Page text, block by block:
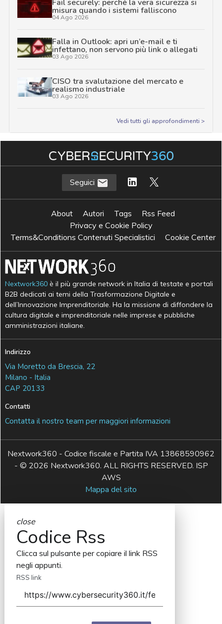
Fail securely: perché la vera sicurezza si
misura quando i sistemi falliscono
04 Ago 2026
Falla in Outlook: apri un’e-mail e ti
infettano, non servono più link o allegati
03 Ago 2026
CISO tra svalutazione del mercato e
realismo industriale
03 Ago 2026
Vedi tutti gli approfondimenti >
Seguici
About Autori Tags
Rss Feed
Privacy e Cookie Policy
Terms&Conditions Contenuti Specialistici
Cookie Center
Nextwork360 è il più grande network in Italia di testate e portali
B2B dedicati ai temi della Trasformazione Digitale e
dell’Innovazione Imprenditoriale. Ha la missione di diffondere la
cultura digitale e imprenditoriale nelle imprese e pubbliche
amministrazioni italiane.
Indirizzo
Via Moretto da Brescia, 22
Milano - Italia
CAP 20133
Contatti
Contatta il nostro team per maggiori informazioni
Nextwork360 - Codice fiscale e Partita IVA 13868590962
- © 2026 Nextwork360. ALL RIGHTS RESERVED. ISP
AWS
Mappa del sito
close
Codice Rss
Clicca sul pulsante per copiare il link RSS
negli appunti.
RSS link